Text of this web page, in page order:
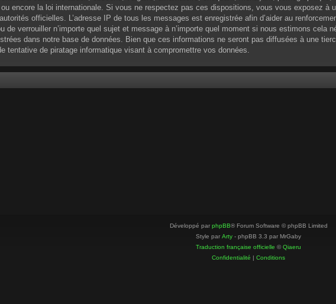
encore la loi internationale. Si vous ne respectez pas ces dispositions, vous vous exposez à
officielles. L’adresse IP de tous les messages est enregistrée afin d’aider au
de verrouiller n’importe quel sujet et message à n’importe quel moment si nous estimons
dans notre base de données. Bien que ces informations ne seront pas diffusées à une
tentative de piratage informatique visant à compromettre vos données.
Développé par phpBB® Forum Software © phpBB Limited
Style par Arty - phpBB 3.3 par MrGaby
Traduction française officielle ©Qiaeru
Confidentialité | Conditions